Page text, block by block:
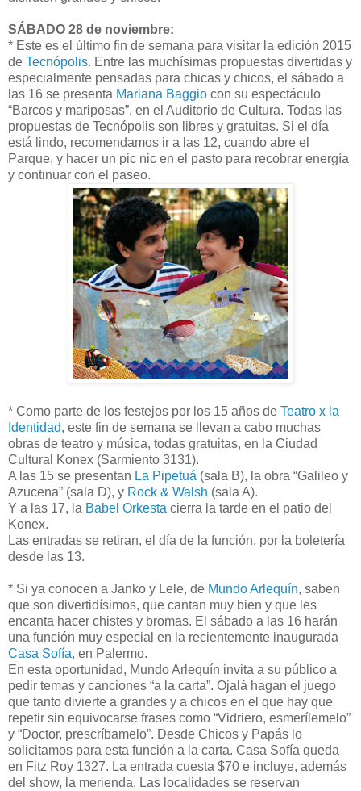
SÁBADO 28 de noviembre:
* Este es el último fin de semana para visitar la edición 2015
de Tecnópolis. Entre las muchísimas propuestas divertidas y
especialmente pensadas para chicas y chicos, el sábado a
las 16 se presenta Mariana Baggio con su espectáculo
“Barcos y mariposas”, en el Auditorio de Cultura. Todas las
propuestas de Tecnópolis son libres y gratuitas. Si el día
está lindo, recomendamos ir a las 12, cuando abre el
Parque, y hacer un pic nic en el pasto para recobrar energía
y continuar con el paseo.
* Como parte de los festejos por los 15 años de Teatro x la
Identidad, este fin de semana se llevan a cabo muchas
obras de teatro y música, todas gratuitas, en la Ciudad
Cultural Konex (Sarmiento 3131).
A las 15 se presentan La Pipetuá (sala B), la obra “Galileo y
Azucena” (sala D), y Rock & Walsh (sala A).
Y a las 17, la Babel Orkesta cierra la tarde en el patio del
Konex.
Las entradas se retiran, el día de la función, por la boletería
desde las 13.
* Si ya conocen a Janko y Lele, de Mundo Arlequín, saben
que son divertidísimos, que cantan muy bien y que les
encanta hacer chistes y bromas. El sábado a las 16 harán
una función muy especial en la recientemente inaugurada
Casa Sofía, en Palermo.
En esta oportunidad, Mundo Arlequín invita a su público a
pedir temas y canciones “a la carta”. Ojalá hagan el juego
que tanto divierte a grandes y a chicos en el que hay que
repetir sin equivocarse frases como “Vidriero, esmerílemelo”
y “Doctor, prescríbamelo”. Desde Chicos y Papás lo
solicitamos para esta función a la carta. Casa Sofía queda
en Fitz Roy 1327. La entrada cuesta $70 e incluye, además
del show, la merienda. Las localidades se reservan